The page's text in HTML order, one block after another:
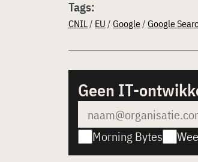
Tags:
CNIL/ EU / Google/ Google
Geen IT-
Morning Bytes